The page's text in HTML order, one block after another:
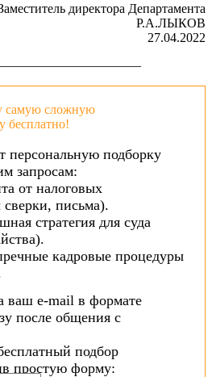
директора Департамента
Р.А.ЛЫКОВ
27.04.2022
самую сложную
бесплатно!
персональную подборку
запросам:
от налоговых
письма).
стратегия для суда
кадровые процедуры
ваш e-mail в формате
после общения с
подбор
простую форму: